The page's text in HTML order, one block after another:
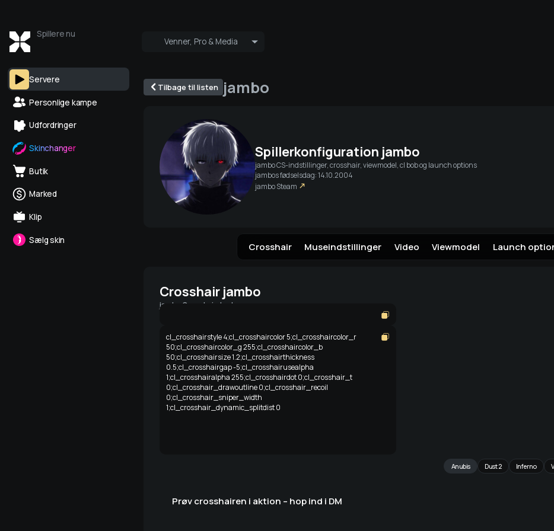
Spillere nu
Venner, Pro & Media
Servere
Personlige kampe
Udfordringer
Skinchanger
Butik
Marked
Klip
Sælg skin
Tilbage til listen jambo
Spillerkonfiguration jambo
jamboCS-indstillinger, crosshair, viewmodel, cl bob og launch options
jambos fødselsdag: 14.10.2004
jamboSteam
Crosshair Museindstillinger Video Viewmodel Launch
Crosshair jambo
jambo Crosshair-kode
cl_crosshairstyle 4;cl_crosshaircolor 5;cl_crosshaircolor_r
50;cl_crosshaircolor_g 255;cl_crosshaircolor_b
50;cl_crosshairsize 1.2;cl_crosshairthickness
0.5;cl_crosshairgap -5;cl_crosshairusealpha
1;cl_crosshairalpha 255;cl_crosshairdot 0;cl_crosshair_t
0;cl_crosshair_drawoutline 0;cl_crosshair_recoil
0;cl_crosshair_sniper_width
1;cl_crosshair_dynamic_splitdist 0
Anubis Dust 2 Inferno
Prøv crosshairen i aktion – hop ind i DM